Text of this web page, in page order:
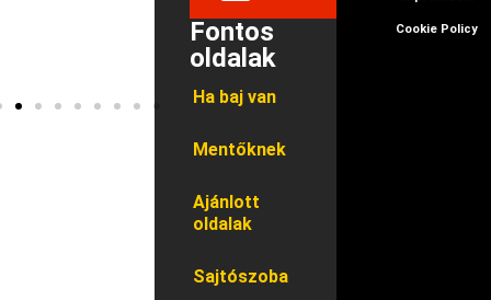
Fontos
oldalak
Ha baj van
Mentőknek
Ajánlott
oldalak
Sajtószoba
Cookie Policy